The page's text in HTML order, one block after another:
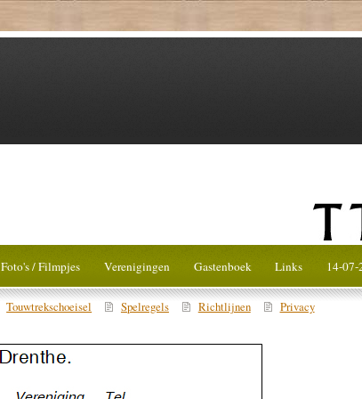
Foto's / Filmpjes Verenigingen Gastenboek Links 14-07-
Touwtrekschoeisel Spelregels Richtlijnen Privacy